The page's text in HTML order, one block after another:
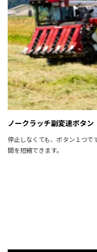
ノークラッチ副変速ボタン
停止しなくても、ボタン１つで
間を短縮できます。